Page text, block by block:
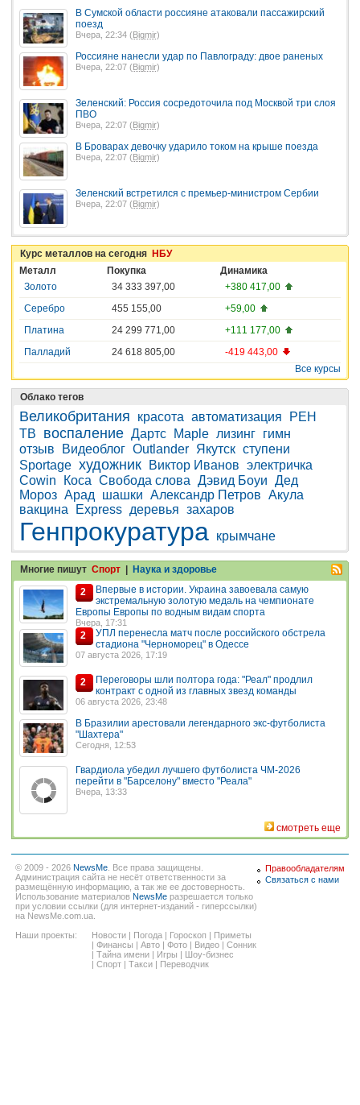
В Сумской области россияне атаковали пассажирский
поезд
Вчера, 22:34 ( Bigmir)
Россияне нанесли удар по Павлограду: двое раненых
Вчера, 22:07 (Bigmir)
Зеленский: Россия сосредоточила под Москвой три слоя
ПВО
Вчера, 22:07 ( Bigmir)
В Броварах девочку ударило током на крыше поезда
Вчера, 22:07 (Bigmir)
Зеленский встретился с премьер-министром Сербии
Вчера, 22:07 ( Bigmir)
Курс металлов на сегодня НБУ
Металл
Покупка
Динамика
Золото
34 333 397,00
+380 417,00
Серебро
455 155,00
+59,00
Платина
24 299 771,00
+111 177,00
Палладий
24 618 805,00
-419 443,00
Все курсы
Облако тегов
Великобритания красота автоматизация
РЕН
ТВ
воспаление Дартс Maple лизинг гимн
отзыв
Видеоблог Outlander Якутск ступени
Sportage художник Виктор Иванов электричка
Cowin
Коса Свобода слова Дэвид Боуи Дед
Мороз Арад шашки Александр Петров Акула
вакцина
Express деревья захаров
Генпрокуратура крымчане
Многие пишут Спорт | Наука и здоровье
2
Впервые в истории. Украина завоевала самую
экстремальную золотую медаль на чемпионате
Европы Европы по водным видам спорта
Вчера, 17:31
2
УПЛ перенесла матч после российского обстрела
стадиона "Черноморец" в Одессе
07 августа 2026, 17:19
2
Переговоры шли полтора года: "Реал" продлил
контракт с одной из главных звезд команды
06 августа 2026, 23:48
В Бразилии арестовали легендарного экс-футболиста
"Шахтера"
Сегодня, 12:53
Гвардиола убедил лучшего футболиста ЧМ-2026
перейти в "Барселону" вместо "Реала"
Вчера, 13:33
смотреть еще
© 2009 - 2026 NewsMe . Все права защищены.
Администрация сайта не несёт ответственности за
размещённую информацию, а так же ее достоверность.
Использование материалов NewsMe разрешается только
при условии ссылки (для интернет-изданий - гиперссылки)
на NewsMe.com.ua.
Наши проекты:
Новости Погода Гороскоп
Приметы
Финансы Авто Фото Видео
Сонник
Тайна имени Игры
Шоу-бизнес
Спорт Такси Переводчик
Правообладателям
Связаться с нами